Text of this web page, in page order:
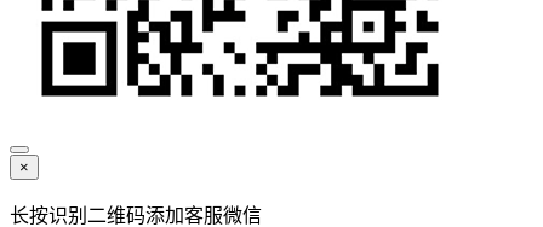
×
长按识别二维码添加客服微信